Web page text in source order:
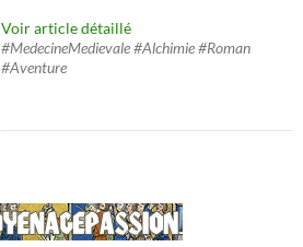
Voir article détaillé
#MedecineMedievale #Alchimie #Roman
#Aventure